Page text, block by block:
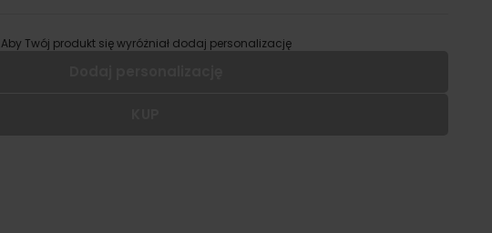
Aby Twój produkt się wyróżniał dodaj personalizację